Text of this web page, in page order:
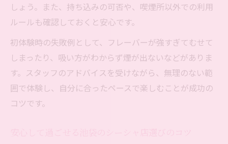
しょう。また、持ち込みの可否や、喫煙所以外での利用
ルールも確認しておくと安心です。
初体験時の失敗例として、フレーバーが強すぎてむせて
しまったり、吸い方がわからず煙が出ないなどがありま
す。スタッフのアドバイスを受けながら、無理のない範
囲で体験し、自分に合ったペースで楽しむことが成功の
コツです。